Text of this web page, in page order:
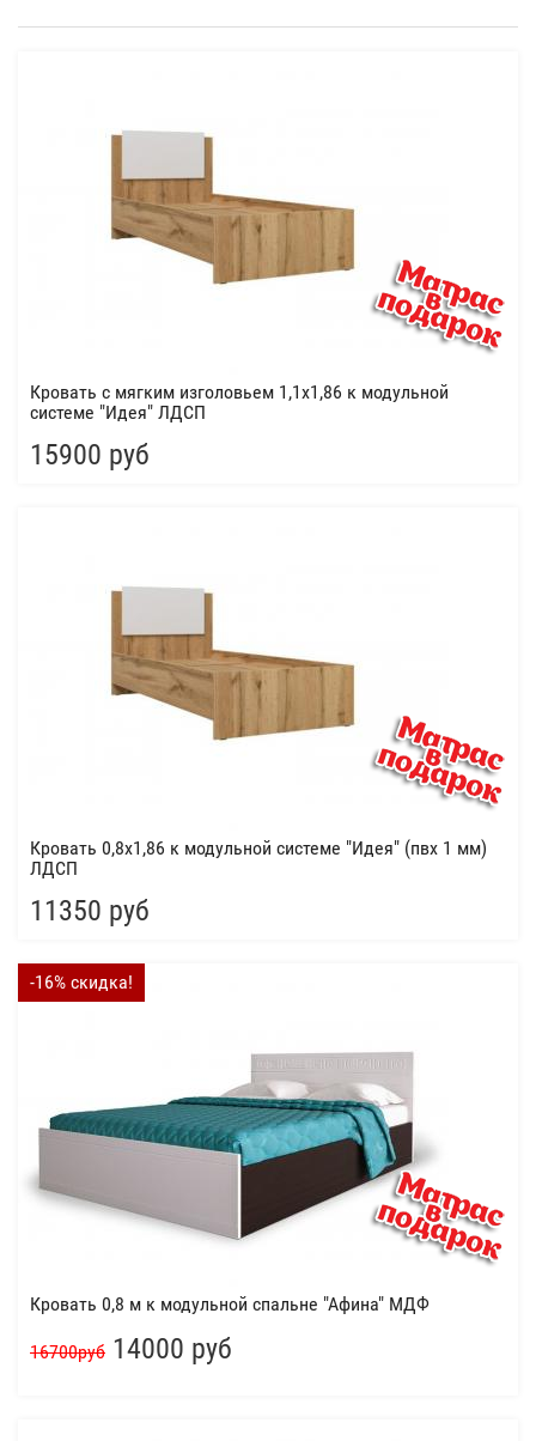
Кровать с мягким изголовьем 1,1х1,86 к модульной
системе "Идея" ЛДСП
15900 руб
Кровать 0,8х1,86 к модульной системе "Идея" (пвх 1 мм)
ЛДСП
11350 руб
-16% скидка!
Кровать 0,8 м к модульной спальне "Афина" МДФ
16700руб 14000 руб